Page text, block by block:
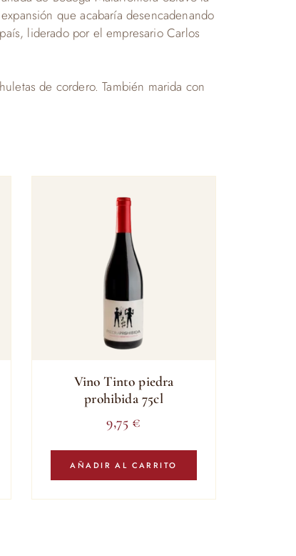
que acabaría desencadenando
liderado por el empresario Carlos
de cordero. También marida con
Vino Tinto piedra
prohibida 75cl
9,75 €
AÑADIR AL CARRITO